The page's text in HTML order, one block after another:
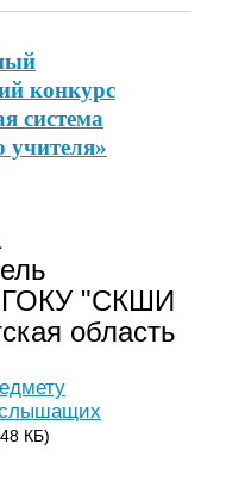
конкурс
система
учителя»
ГОКУ "СКШИ
облаcть
КБ)